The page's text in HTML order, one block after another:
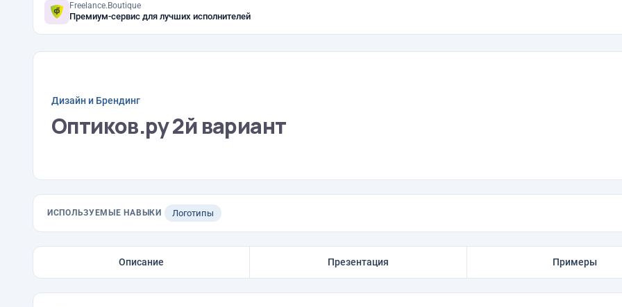
Freelance.Boutique
Премиум-сервис для лучших исполнителей
Дизайн и Брендинг
Оптиков.ру 2й вариант
ИСПОЛЬЗУЕМЫЕ НАВЫКИ Логотипы
Описание Презентация Примеры